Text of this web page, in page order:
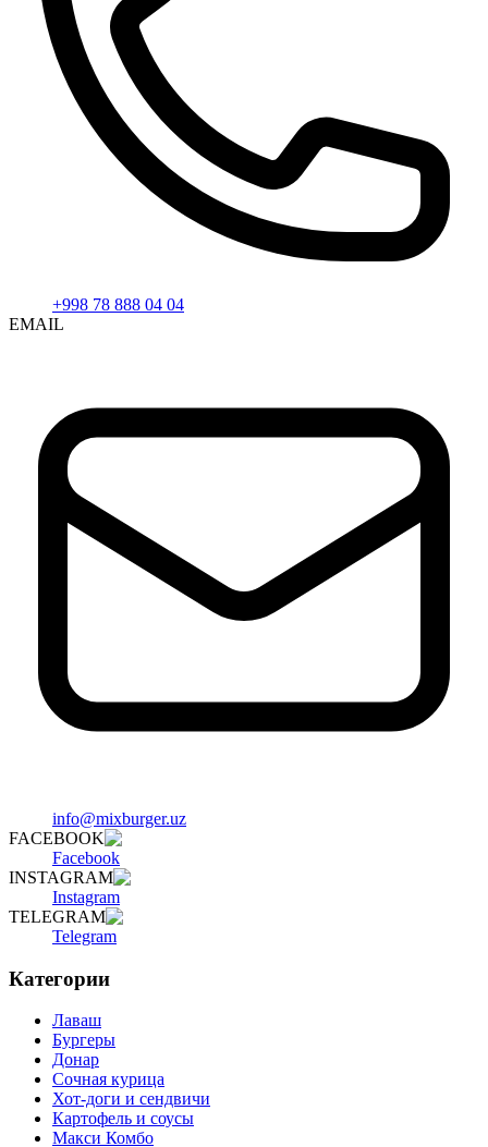
+998 78 888 04 04
EMAIL
info@mixburger.uz
FACEBOOK
Facebook
INSTAGRAM
Instagram
TELEGRAM
Telegram
Категории
Лаваш
Бургеры
Донар
Сочная курица
Хот-доги и сендвичи
Картофель и соусы
Макси Комбо